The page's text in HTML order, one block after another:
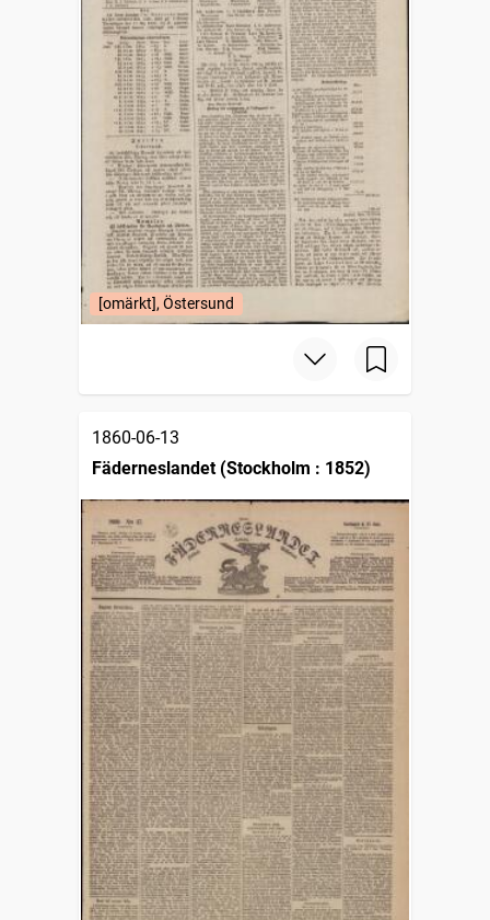
[omärkt], Östersund
1860-06-13
Fäderneslandet (Stockholm : 1852)